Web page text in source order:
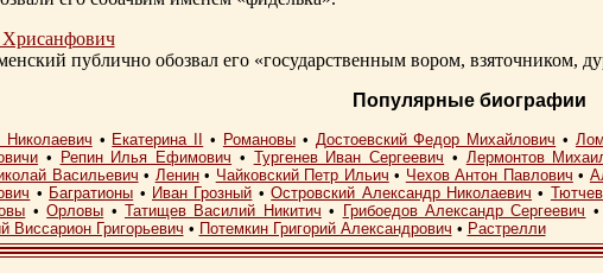
публично обозвал его «государственным вором, взяточником,
Популярные биографии
• Екатерина II • Романовы• Достоевский Федор Михайлович •
• Репин Илья Ефимович • Тургенев Иван Сергеевич • Лермонтов
Васильевич • Ленин• Чайковский Петр Ильич • Чехов Антон Павлович •
• Багратионы • Иван Грозный •Островский Александр Николаевич •
•Орловы • Татищев Василий Никитич • Грибоедов Александр Сергеевич •
Виссарион Григорьевич • Потемкин Григорий Александрович • Растрелли